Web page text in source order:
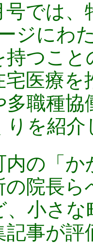
号では
ジにわ
持つこ
宅医療を
多職種
りを紹介
内の「
の院長
、小さ
記事が